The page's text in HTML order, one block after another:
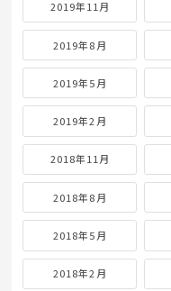
2019年11月
2019年8月
2019年5月
2019年2月
2018年11月
2018年8月
2018年5月
2018年2月